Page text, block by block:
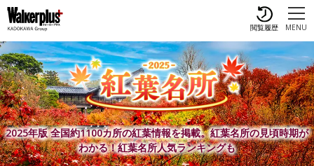
MENU
閲覧履歴
2025年版 全国約1100カ所の紅葉情報を掲載。紅葉名所の見頃時期が
わかる！紅葉名所人気ランキングも